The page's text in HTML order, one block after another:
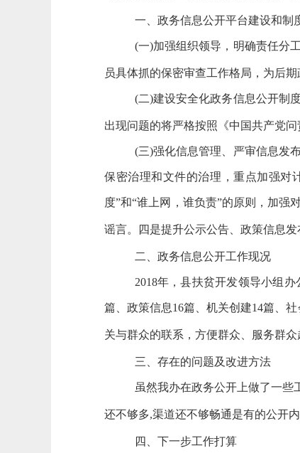
一、政务信息公开平台建设和
(一)加强组织领导，明确责任分
员具体抓的保密审查工作格局，为
(二)建设安全化政务信息公开制
出现问题的将严格按照《中国共产党
(三)强化信息管理、严审信息发
保密治理和文件的治理，重点加强对
度”和“谁上网，谁负责”的原则，加
谣言。四是提升公示公告、政策信
二、政务信息公开工作现况
2018年，县扶贫开发领导小组办
篇、政策信息16篇、机关创建14篇 、
关与群众的联系，方便群众、服务
三、存在的问题及改进方法
虽然我办在政务公开上做了一
还不够多,渠道还不够畅通是有的公
四、下一步工作打算